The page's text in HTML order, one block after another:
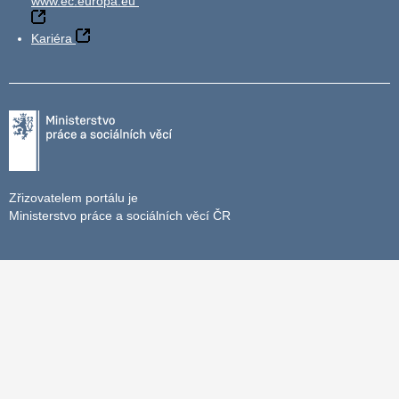
Kariéra
Zřizovatelem portálu je
Ministerstvo práce a sociálních věcí ČR